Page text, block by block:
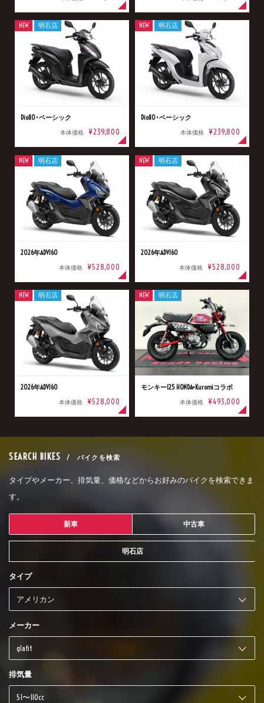
Dio110･ベーシック
本体価格 ¥239,800
NEW 明石店
Dio110･ベーシック
本体価格 ¥239,800
NEW 明石店
2026年ADV160
本体価格 ¥528,000
NEW 明石店
2026年ADV160
本体価格 ¥528,000
NEW 明石店
2026年ADV160
本体価格 ¥528,000
NEW 明石店
モンキー125 HONDA×Kuromiコラボ
本体価格 ¥493,000
NEW 明石店
SEARCH BIKES / バイクを検索
タイプやメーカー、排気量、価格などからお好みのバイクを検索できま
す。
新車 中古車
明石店
タイプ
メーカー
排気量